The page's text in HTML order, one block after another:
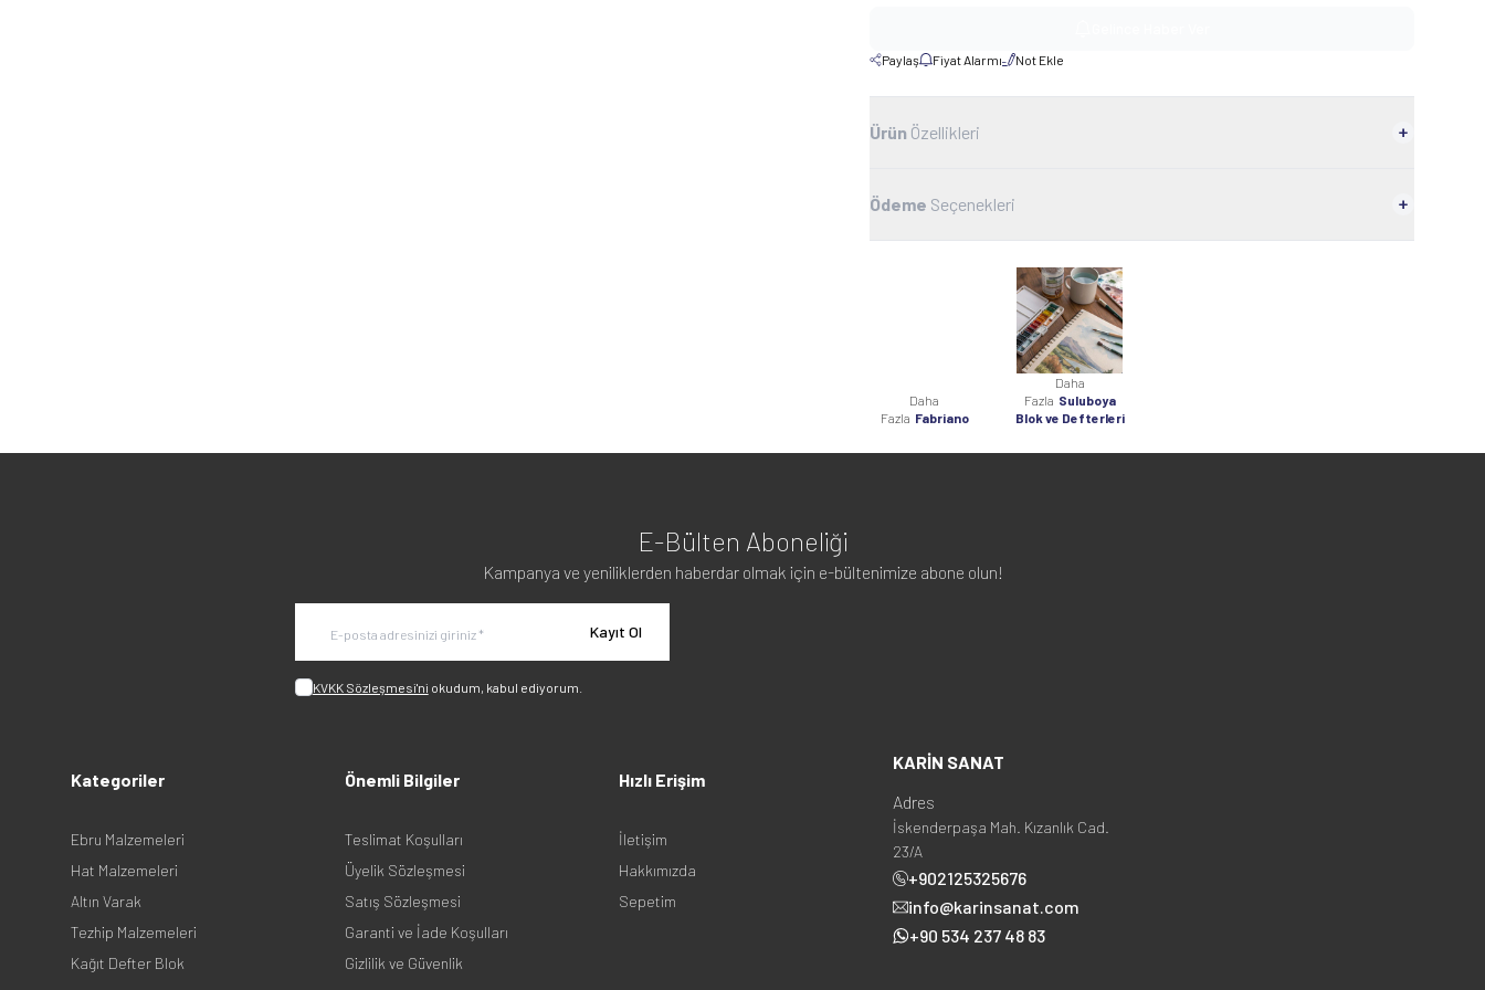
Paylaş Fiyat Alarmı Not Ekle
Ürün Özellikleri
Ödeme Seçenekleri
Daha
Fazla Fabriano
Daha
Fazla Suluboya
Blok ve Defterleri
E-Bülten Aboneliği
Kampanya ve yeniliklerden haberdar olmak için e-bültenimize abone olun!
Kayıt Ol
KVKK Sözleşmesi'ni okudum, kabul ediyorum.
Kategoriler
Ebru Malzemeleri
Hat Malzemeleri
Altın Varak
Tezhip Malzemeleri
Kağıt Defter Blok
Önemli Bilgiler
Teslimat Koşulları
Üyelik Sözleşmesi
Satış Sözleşmesi
Garanti ve İade Koşulları
Gizlilik ve Güvenlik
Hızlı Erişim
İletişim
Hakkımızda
Sepetim
KARİN SANAT
Adres
İskenderpaşa Mah. Kızanlık Cad.
23/A
+902125325676
info@karinsanat.com
+90 534 237 48 83